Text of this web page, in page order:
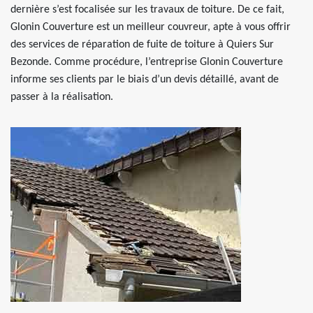
dernière s’est focalisée sur les travaux de toiture. De ce fait,
Glonin Couverture est un meilleur couvreur, apte à vous offrir
des services de réparation de fuite de toiture à Quiers Sur
Bezonde. Comme procédure, l’entreprise Glonin Couverture
informe ses clients par le biais d’un devis détaillé, avant de
passer à la réalisation.